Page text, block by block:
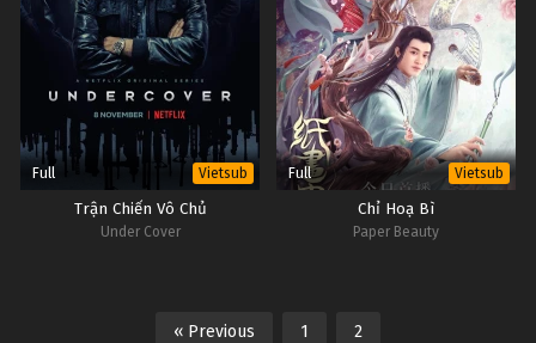
Full Vietsub
Trận Chiến Vô Chủ
Under Cover
Full Vietsub
Chỉ Hoạ Bì
Paper Beauty
« Previous 1
2